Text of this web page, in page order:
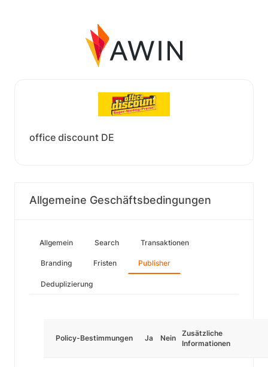
office discount DE
Allgemeine Geschäftsbedingungen
Allgemein Search Transaktionen
Branding Fristen Publisher
Deduplizierung
Policy-Bestimmungen Ja Nein
Zusätzliche
Informationen